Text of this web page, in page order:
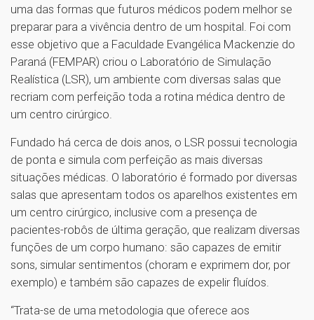
uma das formas que futuros médicos podem melhor se
preparar para a vivência dentro de um hospital. Foi com
esse objetivo que a Faculdade Evangélica Mackenzie do
Paraná (FEMPAR) criou o Laboratório de Simulação
Realística (LSR), um ambiente com diversas salas que
recriam com perfeição toda a rotina médica dentro de
um centro cirúrgico.
Fundado há cerca de dois anos, o LSR possui tecnologia
de ponta e simula com perfeição as mais diversas
situações médicas. O laboratório é formado por diversas
salas que apresentam todos os aparelhos existentes em
um centro cirúrgico, inclusive com a presença de
pacientes-robôs de última geração, que realizam diversas
funções de um corpo humano: são capazes de emitir
sons, simular sentimentos (choram e exprimem dor, por
exemplo) e também são capazes de expelir fluídos.
“Trata-se de uma metodologia que oferece aos